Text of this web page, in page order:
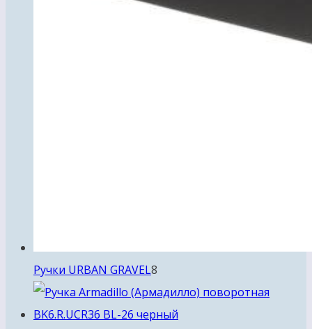
Ручки URBAN GRAVEL8
товаров